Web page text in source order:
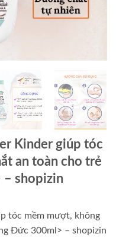
Kinder giúp tóc
an toàn cho trẻ
– shopizin
tóc mềm mượt, không
Đức 300ml> – shopizin